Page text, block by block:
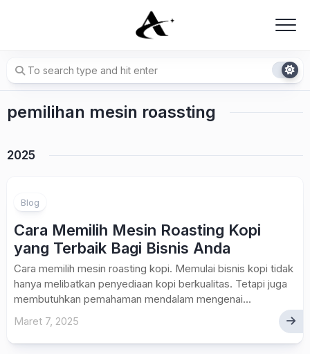
pemilihan mesin roassting
2025
Blog
Cara Memilih Mesin Roasting Kopi
yang Terbaik Bagi Bisnis Anda
Cara memilih mesin roasting kopi. Memulai bisnis kopi tidak
hanya melibatkan penyediaan kopi berkualitas. Tetapi juga
membutuhkan pemahaman mendalam mengenai...
Maret 7, 2025